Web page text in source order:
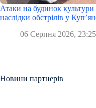
Атаки на будинок
наслідки обстрілів у
06 Серпня 2026, 23:25
Новини партнерів